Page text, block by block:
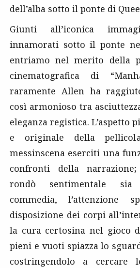
dell’alba sotto il ponte di
Giunti all’iconica
innamorati sotto il ponte
entriamo nel merito della
cinematografica di
raramente Allen ha
così armonioso tra
eleganza registica. L’aspetto
e originale della
messinscena eserciti una
confronti della
rondò sentimentale
commedia, l’attenzione
disposizione dei corpi
la cura certosina nel gioco
pieni e vuoti spiazza lo
costringendolo a cercare